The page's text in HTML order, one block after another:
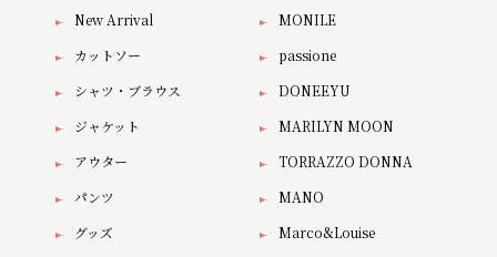
New Arrival
カットソー
シャツ・ブラウス
ジャケット
アウター
パンツ
グッズ
MONILE
passione
DONEEYU
MARILYN MOON
TORRAZZO DONNA
MANO
Marco&Louise